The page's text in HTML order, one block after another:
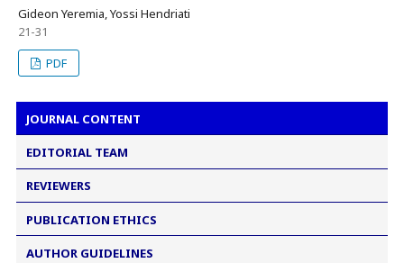
Gideon Yeremia, Yossi Hendriati
21-31
PDF
JOURNAL CONTENT
EDITORIAL TEAM
REVIEWERS
PUBLICATION ETHICS
AUTHOR GUIDELINES